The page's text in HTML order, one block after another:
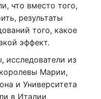
что вместо того,
результаты
того, какое
эффект.
исследователи из
Марии,
и Университета
в Италии